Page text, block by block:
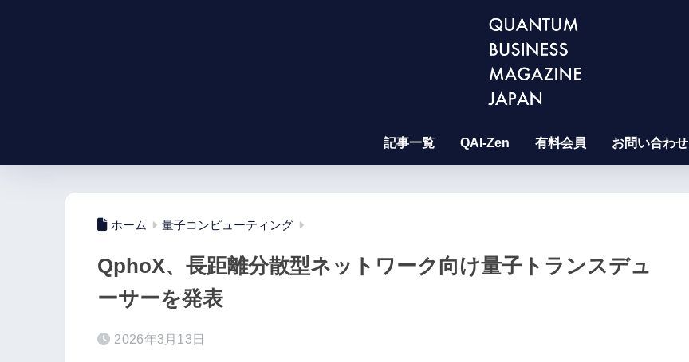
記事一覧 QAI-Zen 有料会員 お問い合わせ
ホーム 量子コンピューティング
QphoX、長距離分散型ネットワーク向け量子トランスデュ
ーサーを発表
2026年3月13日